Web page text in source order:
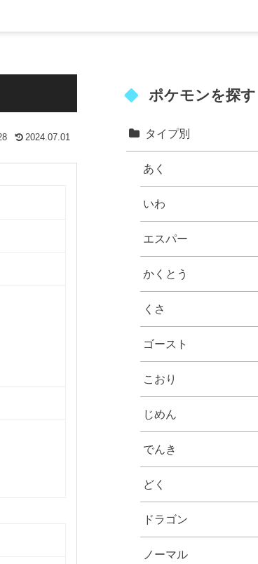
2024.07.01
ポケモンを探す
タイプ別
あく
いわ
エスパー
かくとう
くさ
ゴースト
こおり
じめん
でんき
どく
ドラゴン
ノーマル